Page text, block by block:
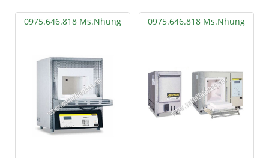
0975.646.818 Ms.Nhung 0975.646.818 Ms.Nhung